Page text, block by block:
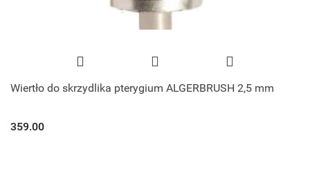
Wiertło do skrzydlika pterygium ALGERBRUSH 2,5 mm
359.00